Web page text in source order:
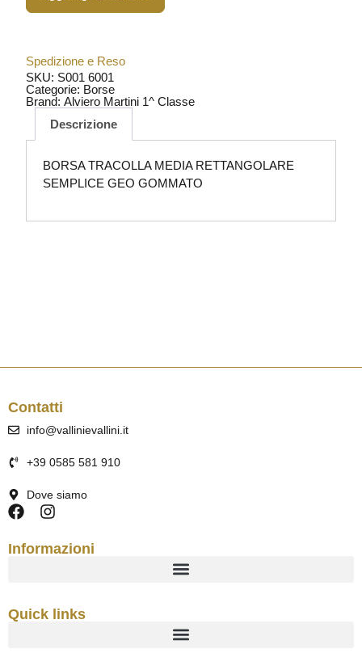
Spedizione e Reso
SKU: S001 6001
Categorie: Borse
Brand:Alviero Martini 1^ Classe
Descrizione
BORSA TRACOLLA MEDIA RETTANGOLARE
SEMPLICE GEO GOMMATO
Contatti
info@vallinievallini.it
+39 0585 581 910
Dove siamo
Informazioni
Quick links